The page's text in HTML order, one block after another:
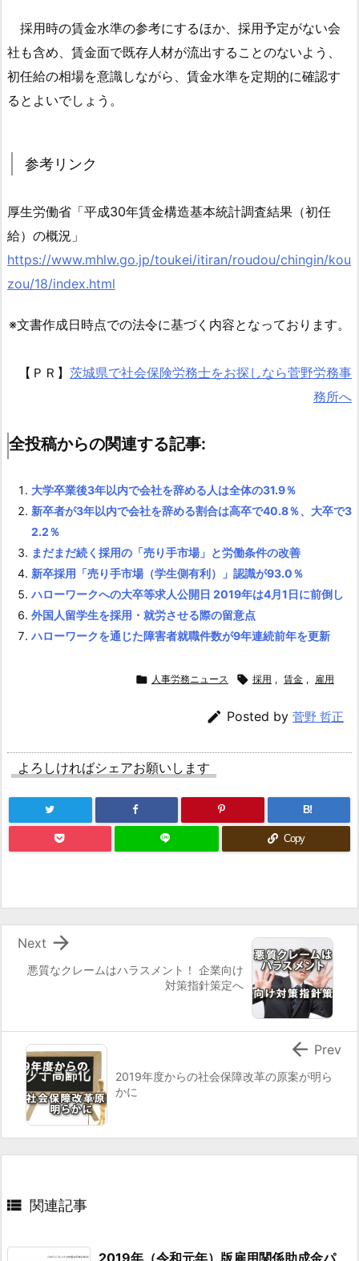
1.
4.
全
投
ら
関
す
る
記
採用時の賃金水準の参考にするほか、採用予定がない会
社も含め、賃金面で既存人材が流出することのないよう、
初任給の相場を意識しながら、賃金水準を定期的に確認す
るとよいでしょう。
参考リンク
厚生労働省「平成30年賃金構造基本統計調査結果（初任
給）の概況」
https://www.mhlw.go.jp/toukei/itiran/roudou/chingin/kou
zou/18/index.html
※文書作成日時点での法令に基づく内容となっております。
【ＰＲ】 茨城県で社会保険労務士をお探しなら菅野労務事
務所へ
全投稿からの関連する記事:
大学卒業後3年以内で会社を辞める人は全体の31.9％
新卒者が3年以内で会社を辞める割合は高卒で40.8％、大卒で3
2.2％
まだまだ続く採用の「売り手市場」と労働条件の改善
新卒採用「売り手市場（学生側有利）」認識が93.0％
ハローワークへの大卒等求人公開日 2019年は4月1日に前倒し
外国人留学生を採用・就労させる際の留意点
ハローワークを通じた障害者就職件数が9年連続前年を更新
 人事労務ニュース  採用 , 賃金 , 雇用
 Posted by 菅野 哲正
よろしければシェアお願いします
B!
Copy
悪質なクレームはハラスメント！ 企業向け
対策指針策定へ

Next
2019年度からの社会保障改革の原案が明ら
かに
 Prev
 関連記事